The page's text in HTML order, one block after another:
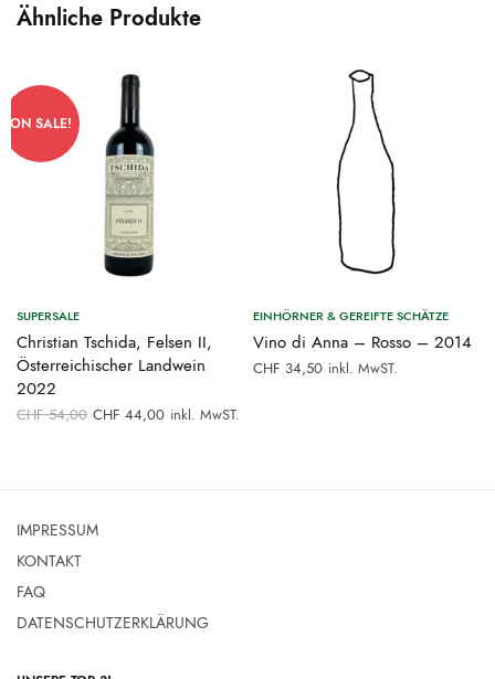
Ähnliche Produkte
ON SALE!
SUPERSALE
Christian Tschida, Felsen II,
Österreichischer Landwein
2022
CHF54,00 Ursprünglicher
Preis war:
CHF 44,00Aktueller
inkl. MwST.
EINHÖRNER & GEREIFTE SCHÄTZE
Vino di Anna – Rosso – 2014
CHF 34,50 inkl. MwST.
IMPRESSUM
KONTAKT
FAQ
DATENSCHUTZERKLÄRUNG